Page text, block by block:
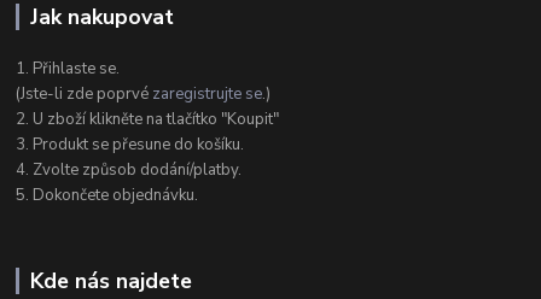
Jak nakupovat
1. Přihlaste se.
(Jste-li zde poprvé zaregistrujte se.)
2. U zboží klikněte na tlačítko "Koupit"
3. Produkt se přesune do košíku.
4. Zvolte způsob dodání/platby.
5. Dokončete objednávku.
Kde nás najdete